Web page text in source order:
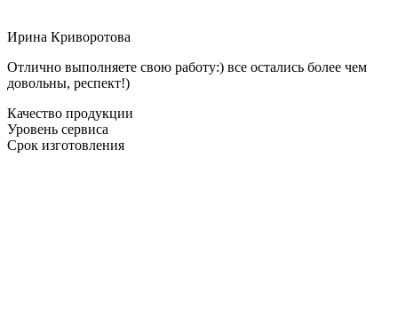
Ирина Криворотова
Отлично выполняете свою работу:) все остались более чем
довольны, респект!)
Качество продукции
Уровень сервиса
Срок изготовления